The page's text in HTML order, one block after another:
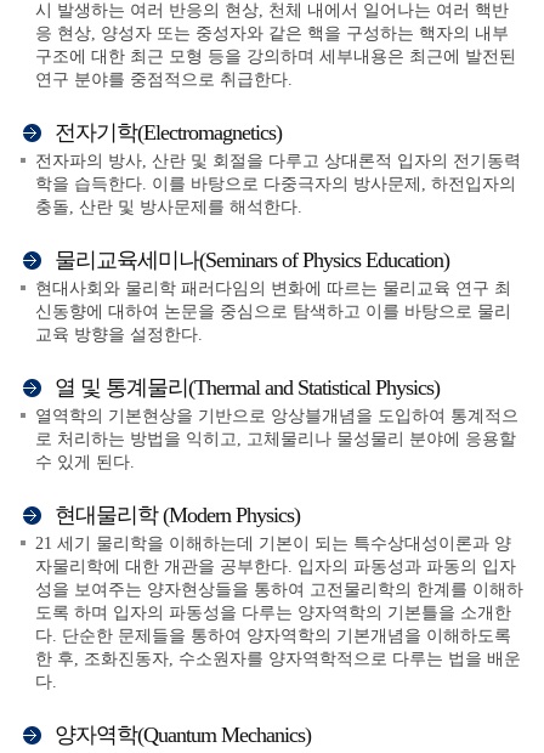
시 발생하는 여러 반응의 현상, 천체 내에서 일어나는 여러 핵반
응 현상, 양성자 또는 중성자와 같은 핵을 구성하는 핵자의 내부
구조에 대한 최근 모형 등을 강의하며 세부내용은 최근에 발전된
연구 분야를 중점적으로 취급한다.
전자기학(Electromagnetics)
전자파의 방사, 산란 및 회절을 다루고 상대론적 입자의 전기동력
학을 습득한다. 이를 바탕으로 다중극자의 방사문제, 하전입자의
충돌, 산란 및 방사문제를 해석한다.
물리교육세미나(Seminars of Physics Education)
현대사회와 물리학 패러다임의 변화에 따르는 물리교육 연구 최
신동향에 대하여 논문을 중심으로 탐색하고 이를 바탕으로 물리
교육 방향을 설정한다.
열 및 통계물리(Thermal and Statistical Physics)
열역학의 기본현상을 기반으로 앙상블개념을 도입하여 통계적으
로 처리하는 방법을 익히고, 고체물리나 물성물리 분야에 응용할
수 있게 된다.
현대물리학 (Modern Physics)
21 세기 물리학을 이해하는데 기본이 되는 특수상대성이론과 양
자물리학에 대한 개관을 공부한다. 입자의 파동성과 파동의 입자
성을 보여주는 양자현상들을 통하여 고전물리학의 한계를 이해하
도록 하며 입자의 파동성을 다루는 양자역학의 기본틀을 소개한
다. 단순한 문제들을 통하여 양자역학의 기본개념을 이해하도록
한 후, 조화진동자, 수소원자를 양자역학적으로 다루는 법을 배운
다.
양자역학(Quantum Mechanics)